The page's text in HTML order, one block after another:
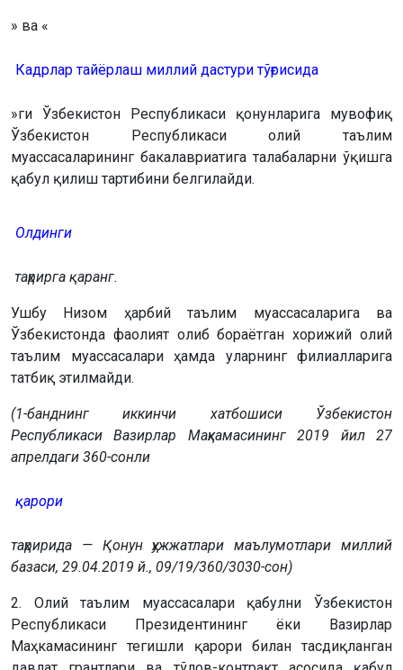
» ва «
Кадрлар тайёрлаш миллий дастури тўғрисида
»ги Ўзбекистон Республикаси қонунларига мувофиқ
Ўзбекистон Республикаси олий таълим
муассасаларининг бакалавриатига талабаларни ўқишга
қабул қилиш тартибини белгилайди.
Олдинги
таҳрирга қаранг.
Ушбу Низом ҳарбий таълим муассасаларига ва
Ўзбекистонда фаолият олиб бораётган хорижий олий
таълим муассасалари ҳамда уларнинг филиалларига
татбиқ этилмайди.
(1-банднинг иккинчи хатбошиси Ўзбекистон
Республикаси Вазирлар Маҳкамасининг 2019 йил 27
апрелдаги 360-сонли
қарори
таҳририда — Қонун ҳужжатлари маълумотлари миллий
базаси, 29.04.2019 й., 09/19/360/3030-сон)
2. Олий таълим муассасалари қабулни Ўзбекистон
Республикаси Президентининг ёки Вазирлар
Маҳкамасининг тегишли қарори билан тасдиқланган